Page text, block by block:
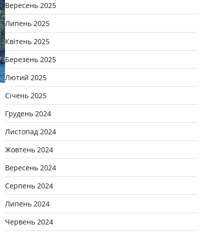
Вересень 2025
Липень 2025
Квітень 2025
Березень 2025
Лютий 2025
Січень 2025
Грудень 2024
Листопад 2024
Жовтень 2024
Вересень 2024
Серпень 2024
Липень 2024
Червень 2024